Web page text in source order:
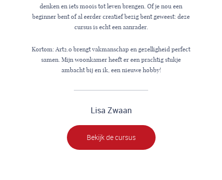
denken en iets moois tot leven brengen. Of je nou een
beginner bent of al eerder creatief bezig bent geweest: deze
cursus is echt een aanrader.
Kortom: Art2.0 brengt vakmanschap en gezelligheid perfect
samen. Mijn woonkamer heeft er een prachtig stukje
ambacht bij en ik, een nieuwe hobby!
Lisa Zwaan
Bekijk de cursus